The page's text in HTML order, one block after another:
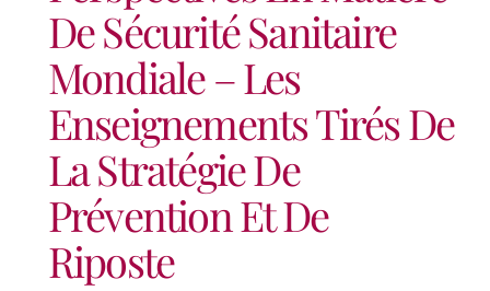
De Sécurité Sanitaire
Mondiale – Les
Enseignements Tirés De
La Stratégie De
Prévention Et De
Riposte